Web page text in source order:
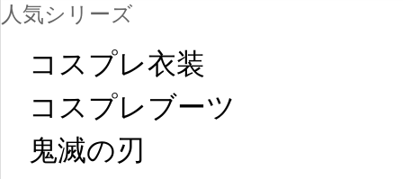
中国旧正月の影
響で2024年2月5
日から工場生産
人気シリーズ
コスプレ衣装
コスプレブーツ
鬼滅の刃